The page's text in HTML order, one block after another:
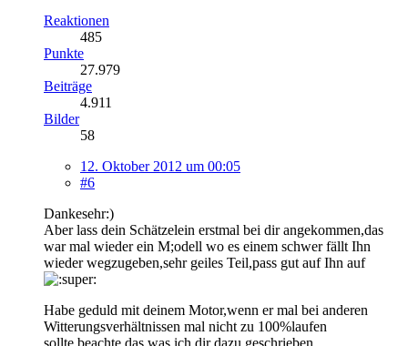
Reaktionen
485
Punkte
27.979
Beiträge
4.911
Bilder
58
12. Oktober 2012 um 00:05
#6
Dankesehr:)
Aber lass dein Schätzelein erstmal bei dir angekommen,das
war mal wieder ein M;odell wo es einem schwer fällt Ihn
wieder wegzugeben,sehr geiles Teil,pass gut auf Ihn auf
Habe geduld mit deinem Motor,wenn er mal bei anderen
Witterungsverhältnissen mal nicht zu 100%laufen
sollte,beachte das was ich dir dazu geschrieben